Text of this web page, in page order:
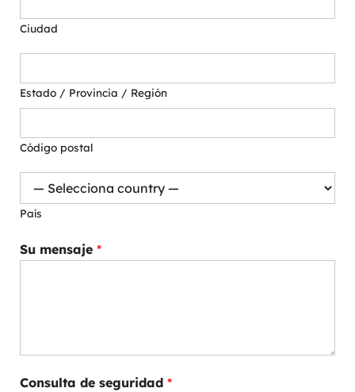
Ciudad
Estado / Provincia / Región
Código postal
País
Su mensaje *
Consulta de seguridad *